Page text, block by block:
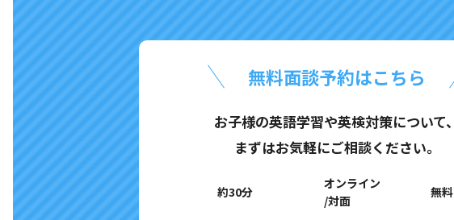
無料面談予約はこちら
お子様の英語学習や英検対策について、
まずはお気軽にご相談ください。
約30分
オンライン
/対面
無料